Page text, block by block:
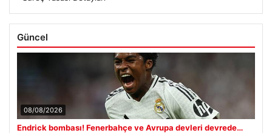
Güncel
08/08/2026
Endrick bombası! Fenerbahçe ve Avrupa devleri devrede…